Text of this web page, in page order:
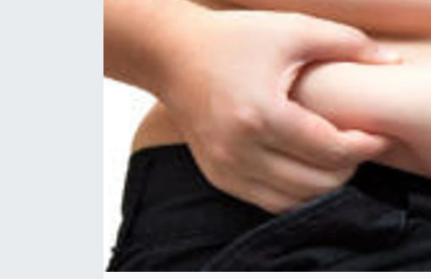
Resmi İlanlar
Sinemalar